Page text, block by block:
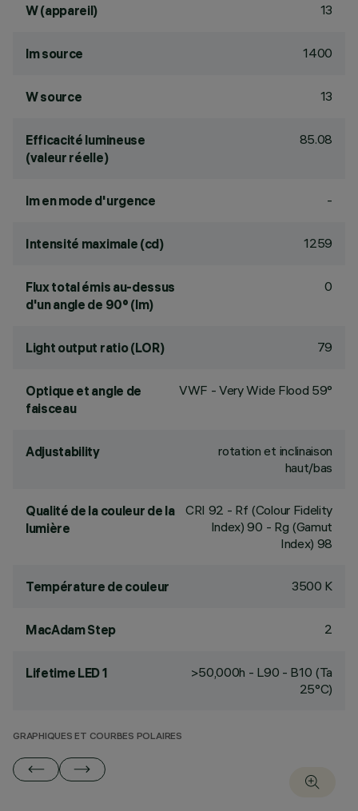
W (appareil) 13
lm source 1400
W source 13
Efficacité lumineuse
(valeur réelle)
85.08
lm en mode d'urgence -
Intensité maximale (cd) 1259
Flux total émis au-dessus
d'un angle de 90° (lm)
0
Light output ratio (LOR) 79
Optique et angle de
faisceau
VWF - Very Wide Flood 59°
Adjustability
rotation et inclinaison
haut/bas
Qualité de la couleur de la
lumière
CRI 92 - Rf (Colour Fidelity
Index) 90 - Rg (Gamut
Index) 98
Température de couleur 3500 K
MacAdam Step 2
Lifetime LED 1
>50,000h - L90 - B10 (Ta
25°C)
GRAPHIQUES ET COURBES POLAIRES